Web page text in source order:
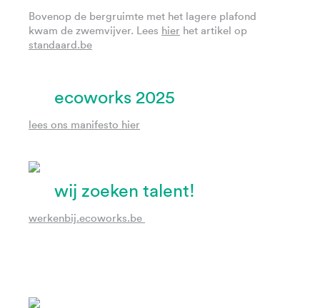
Bovenop de bergruimte met het lagere plafond
kwam de zwemvijver. Lees hier het artikel op
standaard.be
ecoworks 2025
lees ons manifesto hier
wij zoeken talent!
werkenbij.ecoworks.be